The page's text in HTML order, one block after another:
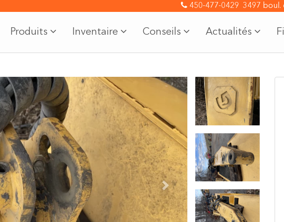
450-477-0429 3497 boul.
Produits Inventaire Conseils Actualités
Next